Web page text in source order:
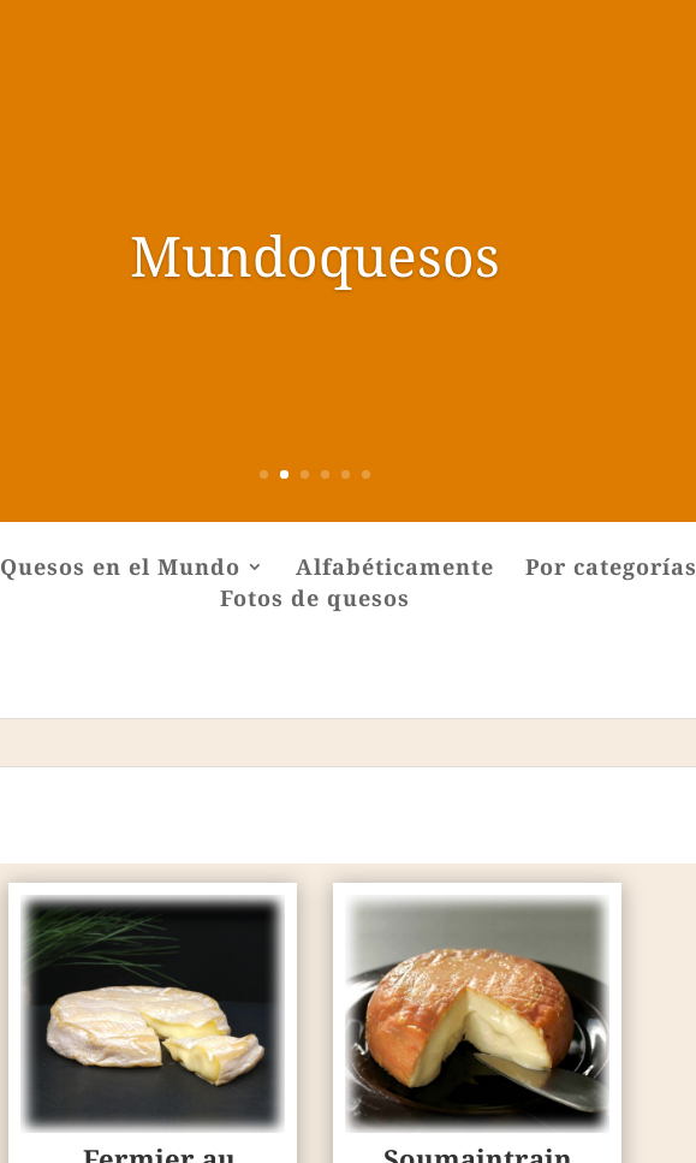
Mundoquesos
Quesos en el Mundo Alfabéticamente Por categorías
Fotos de quesos